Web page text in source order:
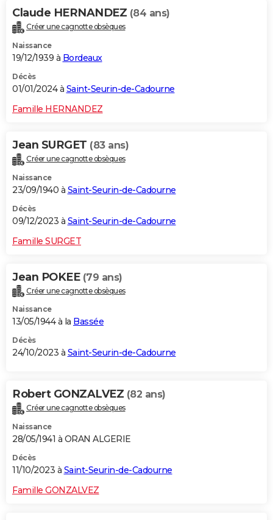
Claude HERNANDEZ (84 ans)
Créer une cagnotte obsèques
Naissance
19/12/1939 à Bordeaux
Décès
01/01/2024 à Saint-Seurin-de-Cadourne
Famille HERNANDEZ
Jean SURGET (83 ans)
Créer une cagnotte obsèques
Naissance
23/09/1940 à Saint-Seurin-de-Cadourne
Décès
09/12/2023 à Saint-Seurin-de-Cadourne
Famille SURGET
Jean POKEE (79 ans)
Créer une cagnotte obsèques
Naissance
13/05/1944 à la Bassée
Décès
24/10/2023 à Saint-Seurin-de-Cadourne
Robert GONZALVEZ (82 ans)
Créer une cagnotte obsèques
Naissance
28/05/1941 à ORAN ALGERIE
Décès
11/10/2023 à Saint-Seurin-de-Cadourne
Famille GONZALVEZ